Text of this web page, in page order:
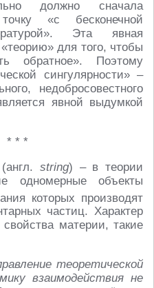
должно сначала
«с бесконечной
Эта явная
для того, чтобы
обратное». Поэтому
сингулярности» –
недобросовестного
явной выдумкой
* * *
string) – в теории
одномерные объекты
которых производят
частиц. Характер
материи, такие
теоретической
взаимодействия не